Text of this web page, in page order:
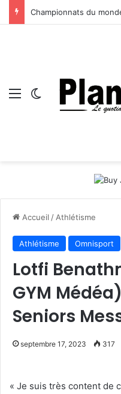
Menu Switch skin
Accueil / Athlétisme
Athlétisme Omnisport
Lotfi
GYM
Seniors
septembre 17, 2023 317
« Je suis très content de